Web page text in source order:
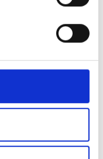
du måste
passar
så klart inte